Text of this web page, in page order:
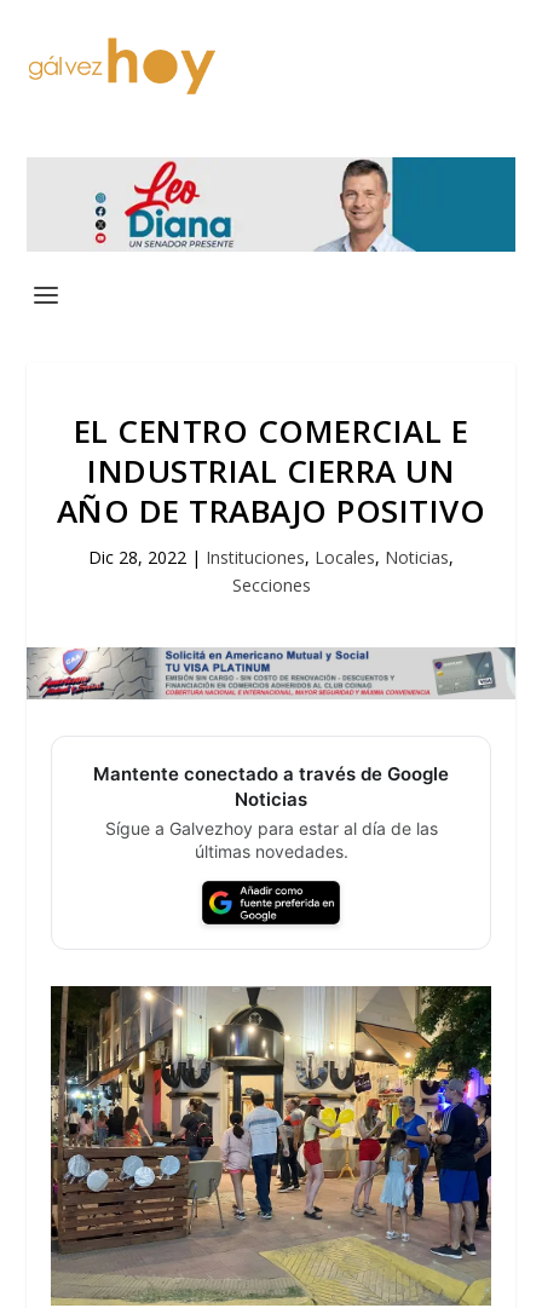
EL CENTRO COMERCIAL E
INDUSTRIAL CIERRA UN
AÑO DE TRABAJO POSITIVO
Dic 28, 2022 | Instituciones, Locales, Noticias,
Secciones
Mantente conectado a través de Google
Noticias
Sígue a Galvezhoy para estar al día de las
últimas novedades.